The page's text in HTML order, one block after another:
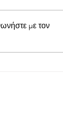
με τον